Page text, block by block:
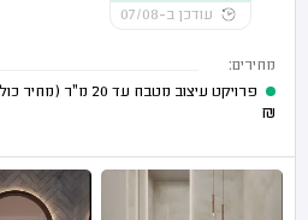
עודכן ב-07/08
מחירים:
פרויקט עיצוב מטבח עד 20 מ"ר (מחיר כולל לכל התהליך)
₪